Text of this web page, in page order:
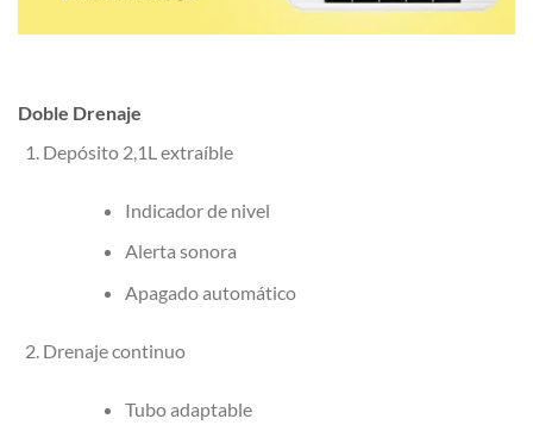
Doble Drenaje
Depósito 2,1L extraíble
Indicador de nivel
Alerta sonora
Apagado automático
Drenaje continuo
Tubo adaptable